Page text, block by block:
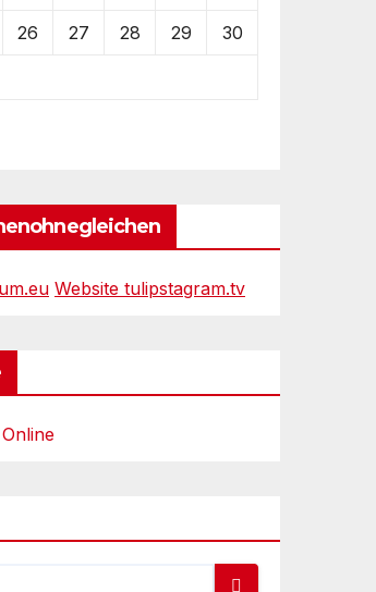
26 27 28 29 30
Website tulipstagram.tv
Online